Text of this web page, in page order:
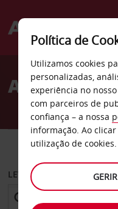
Welcome
AvisAluguer de
CARRO
LEVANTAR EM
Política de
Utilizamos cookies
personalizadas,
experiência no
com parceiros de
confiança – a nossa
informação. Ao clicar
utilização de cookies.